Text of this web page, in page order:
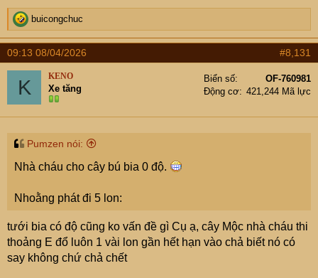
R
e
a
c
t
o
n
s
buicongchuc
09:13 08/04/2026 #8,131
K KENO
Xe tăng
Biển số
OF-760981
Động cơ
421,244 Mã lực
Pumzen nói:
Nhà cháu cho cây bú bia 0 độ.
Nhoằng phát đi 5 lon:
tưới bia có độ cũng ko vấn đề gì Cụ ạ, cây Mộc nhà cháu thi
thoảng E đổ luôn 1 vài lon gần hết hạn vào chả biết nó có
say không chứ chả chết